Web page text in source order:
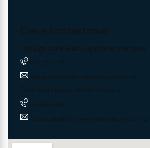
Dane kontaktowe
Obsługa zamówień, zapytania ofertowe
884 024 451
sklep@hurtownia-wentylacyjna.com.pl
Dział techniczny, dobór towaru
574 694 534
techniczny@hurtownia-wentylacyjna.com.pl